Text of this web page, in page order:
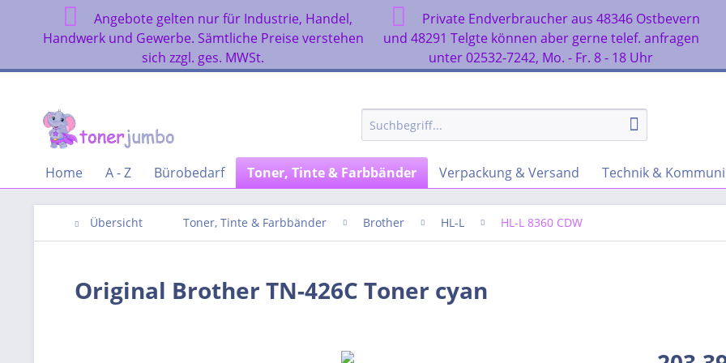
Angebote gelten nur für Industrie, Handel,
Handwerk und Gewerbe. Sämtliche Preise verstehen
sich zzgl. ges. MWSt.
Private Endverbraucher aus 48346 Ostbevern
und 48291 Telgte können aber gerne telef. anfragen
unter 02532-7242, Mo. - Fr. 8 - 18 Uhr
Home A - Z Bürobedarf Toner, Tinte & Farbbänder Verpackung & Versand Technik &
Übersicht Toner, Tinte & Farbbänder Brother HL-L HL-L 8360 CDW
Original Brother TN-426C Toner cyan